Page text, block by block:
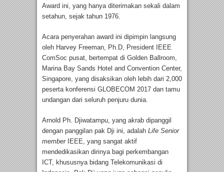
Award ini, yang hanya diterimakan sekali dalam
setahun, sejak tahun 1976.
Acara penyerahan award ini dipimpin langsung
oleh Harvey Freeman, Ph.D, President IEEE
ComSoc pusat, bertempat di Golden Ballroom,
Marina Bay Sands Hotel and Convention Center,
Singapore, yang disaksikan oleh lebih dari 2,000
peserta konferensi GLOBECOM 2017 dan tamu
undangan dari seluruh penjuru dunia.
Arnold Ph. Djiwatampu, yang akrab dipanggil
dengan panggilan pak Dji ini, adalah Life Senior
memberIEEE, yang sangat aktif
mendedikasikan dirinya bagi perkembangan
ICT, khususnya bidang Telekomunikasi di